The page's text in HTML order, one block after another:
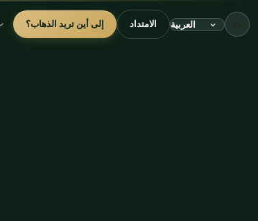
إلى أين تريد الذهاب؟ الامتداد